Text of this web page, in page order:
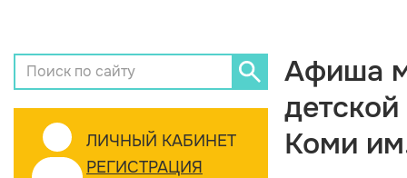
ЛИЧНЫЙ КАБИНЕТ
РЕГИСТРАЦИЯ
Афиша
Коми